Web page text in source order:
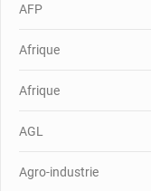
AFP
Afrique
Afrique
AGL
Agro-industrie